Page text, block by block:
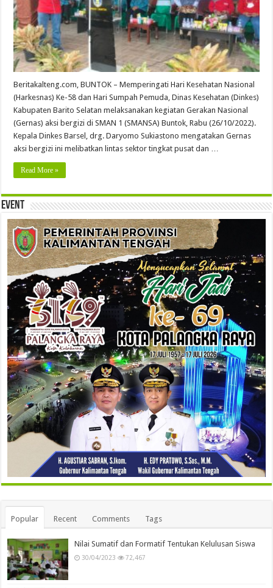
Beritakalteng.com, BUNTOK – Memperingati Hari Kesehatan Nasional
(Harkesnas) Ke-58 dan Hari Sumpah Pemuda, Dinas Kesehatan (Dinkes)
Kabupaten Barito Selatan melaksanakan kegiatan Gerakan Nasional
(Gernas) aksi bergizi di SMAN 1 (SMANSA) Buntok, Rabu (26/10/2022).
Kepala Dinkes Barsel, drg. Daryomo Sukiastono mengatakan Gernas
aksi bergizi ini melibatkan lintas sektor tingkat pusat dan …
Read More »
Event
Popular Recent Comments Tags
Nilai Sumatif dan Formatif Tentukan Kelulusan Siswa
30/04/2023 72,467